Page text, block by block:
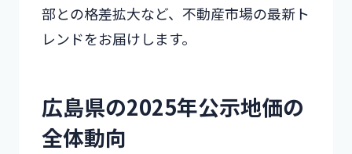
部との格差拡大など、不動産市場の最新ト
レンドをお届けします。
広島県の2025年公示地価の
全体動向